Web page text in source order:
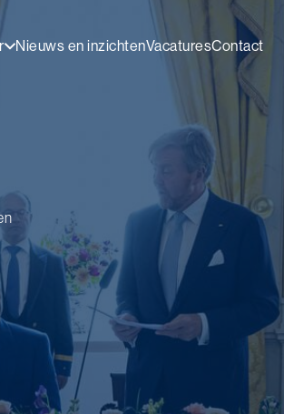
Nieuws en inzichtenVacaturesContact